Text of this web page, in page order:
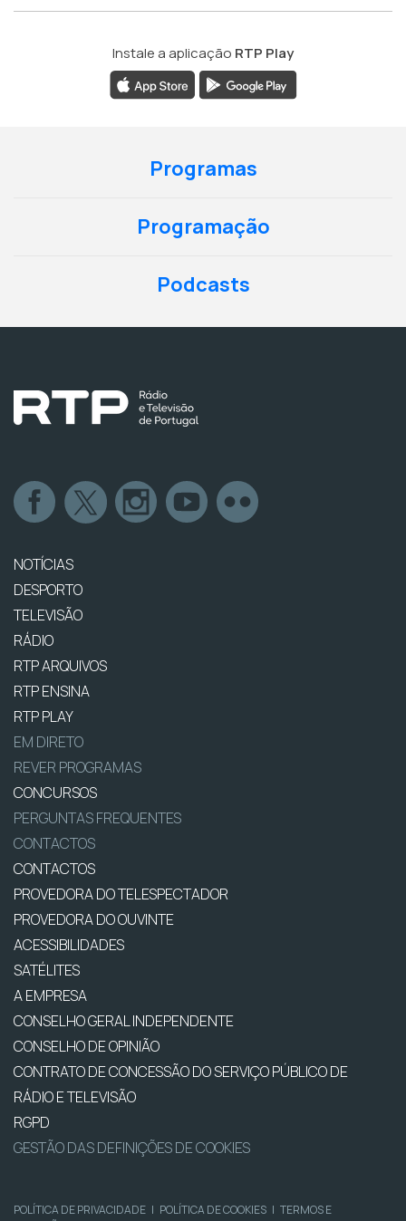
Instale a aplicação RTP Play
Programas
Programação
Podcasts
NOTÍCIAS
DESPORTO
TELEVISÃO
RÁDIO
RTP ARQUIVOS
RTP ENSINA
RTP PLAY
EM DIRETO
REVER PROGRAMAS
CONCURSOS
PERGUNTAS FREQUENTES
CONTACTOS
CONTACTOS
PROVEDORA DO TELESPECTADOR
PROVEDORA DO OUVINTE
ACESSIBILIDADES
SATÉLITES
A EMPRESA
CONSELHO GERAL INDEPENDENTE
CONSELHO DE OPINIÃO
CONTRATO DE CONCESSÃO DO SERVIÇO PÚBLICO DE
RÁDIO E TELEVISÃO
RGPD
GESTÃO DAS DEFINIÇÕES DE COOKIES
POLÍTICA DE PRIVACIDADE | POLÍTICA DE COOKIES | TERMOS E